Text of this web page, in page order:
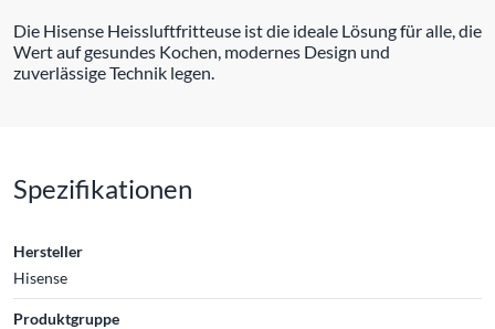
Die Hisense Heissluftfritteuse ist die ideale Lösung für alle, die
Wert auf gesundes Kochen, modernes Design und
zuverlässige Technik legen.
Spezifikationen
Hersteller
Hisense
Produktgruppe